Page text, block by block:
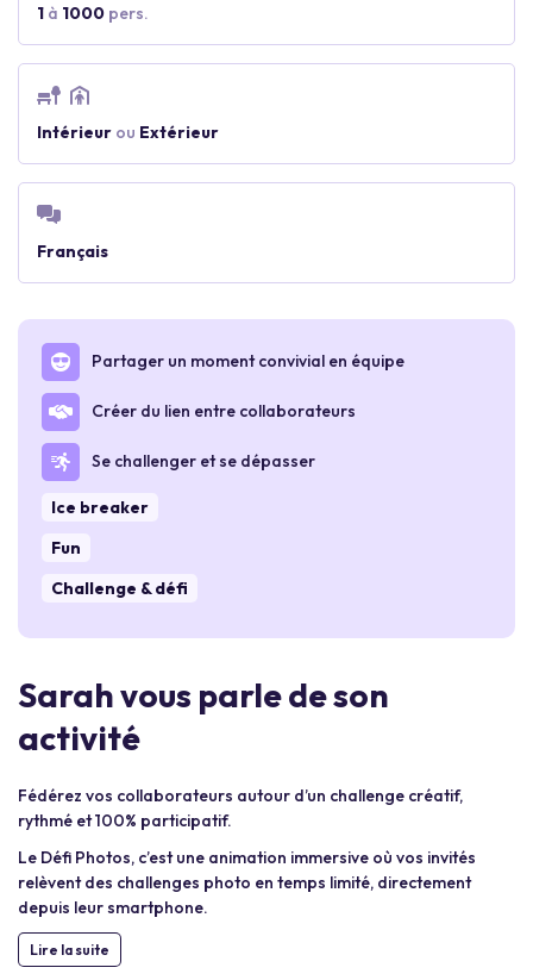
1 à 1000 pers.
Intérieur ou Extérieur
Français
Partager un moment convivial en équipe
Créer du lien entre collaborateurs
Se challenger et se dépasser
Ice breaker
Fun
Challenge & défi
Sarah vous parle de son
activité
Fédérez vos collaborateurs autour d’un challenge créatif,
rythmé et 100% participatif.
Le Défi Photos, c’est une animation immersive où vos invités
relèvent des challenges photo en temps limité, directement
depuis leur smartphone.
Lire la suite